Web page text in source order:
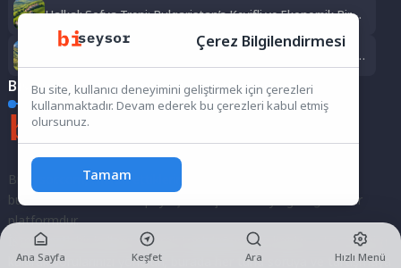
Halkalı Sofya Treni: Bulgaristan’a Keyifli ve Ekonomik Bir
Yolculuk
Euro Kullanmadan Gezebileceğiniz Avrupa Ülkeleri: Bütçe
Dostu Rotalar
Biseysor soru cevap ve içerik platformu
Biseysor.com, merak ettiklerinizi sormak, bilgi alışverişinde
bulunmak ve fikirlerinizi paylaşmak için bir araya geldiğimiz bir
platformdur.
İster kayıtlı bir kullanıcı olarak topluluğumuza katılın, ister anonim
kalarak sorularınızı yöneltin; burada her türlü soruya ve tartışmaya
Ana Sayfa Keşfet Ara Hızlı Menü
Çerez Bilgilendirmesi
Bu site, kullanıcı deneyimini geliştirmek için çerezleri
kullanmaktadır. Devam ederek bu çerezleri kabul etmiş
olursunuz.
Tamam